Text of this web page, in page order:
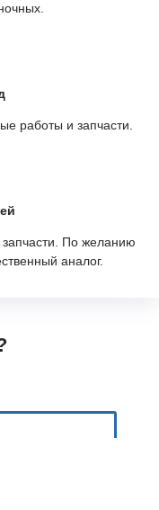
работы и запчасти.
По желанию
аналог.